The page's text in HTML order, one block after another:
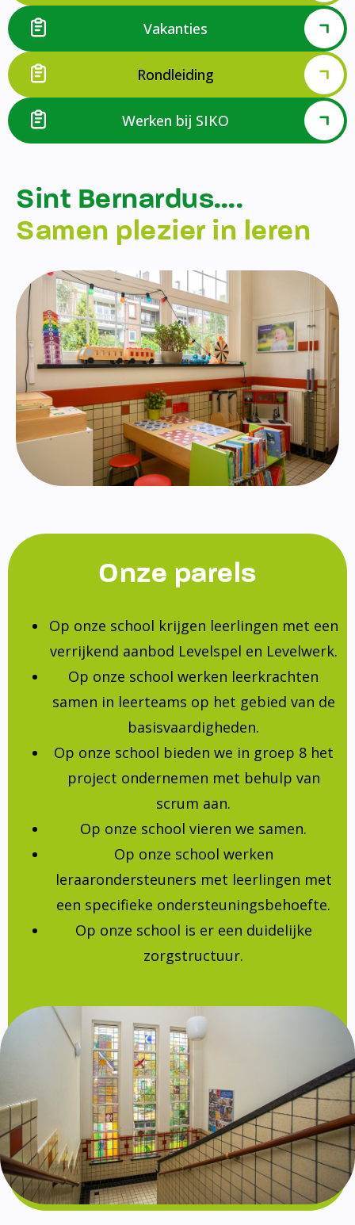
Vakanties
Rondleiding
Werken bij SIKO
Sint Bernardus….
Samen plezier in leren
Onze parels
Op onze school krijgen leerlingen met een
verrijkend aanbod Levelspel en Levelwerk.
Op onze school werken leerkrachten
samen in leerteams op het gebied van de
basisvaardigheden.
Op onze school bieden we in groep 8 het
project ondernemen met behulp van
scrum aan.
Op onze school vieren we samen.
Op onze school werken
leraarondersteuners met leerlingen met
een specifieke ondersteuningsbehoefte.
Op onze school is er een duidelijke
zorgstructuur.